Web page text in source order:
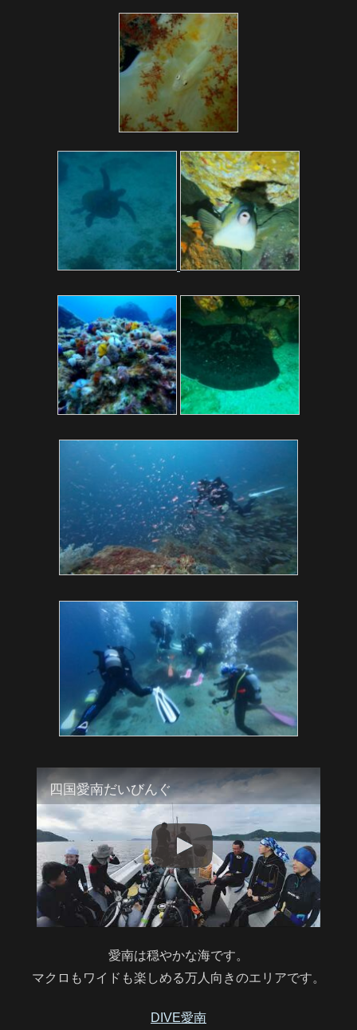
四国愛南だいびんぐ
愛南は穏やかな海です。
マクロもワイドも楽しめる万人向きのエリアです。
DIVE愛南